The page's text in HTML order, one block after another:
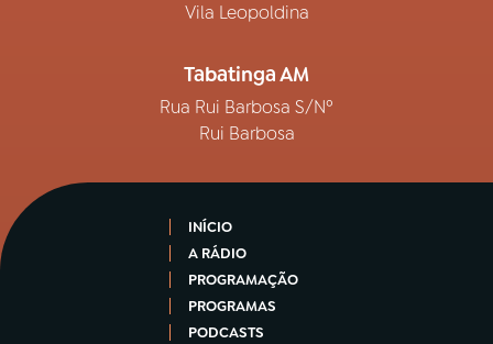
Vila Leopoldina
Tabatinga AM
Rua Rui Barbosa S/Nº
Rui Barbosa
INÍCIO
A RÁDIO
PROGRAMAÇÃO
PROGRAMAS
PODCASTS